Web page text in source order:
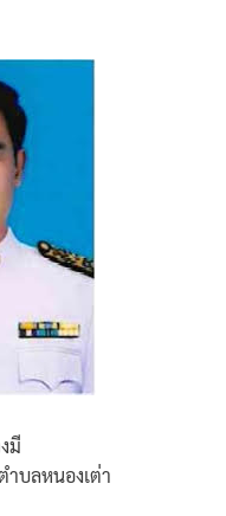
มี
ำบลหนองเต่า